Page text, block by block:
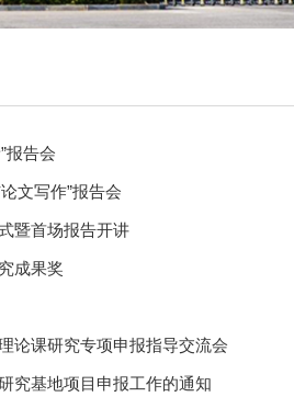
报告会
文写作”报告会
暨首场报告开讲
成果奖
论课研究专项申报指导交流会
究基地项目申报工作的通知